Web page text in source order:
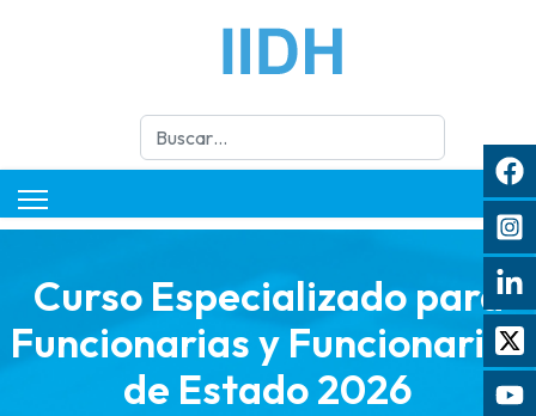
Buscar
Curso Especializado para
Funcionarias y Funcionarios
de Estado 2026